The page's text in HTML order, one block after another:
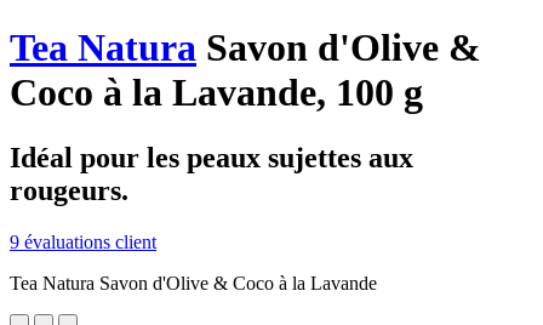
Tea Natura Savon d'Olive &
Coco à la Lavande, 100 g
Idéal pour les peaux sujettes aux
rougeurs.
9 évaluations client
Tea Natura Savon d'Olive & Coco à la Lavande